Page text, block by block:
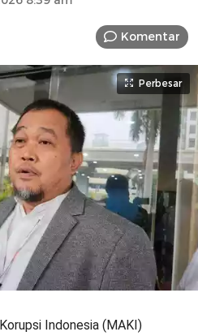
Komentar
Perbesar
Indonesia (MAKI)